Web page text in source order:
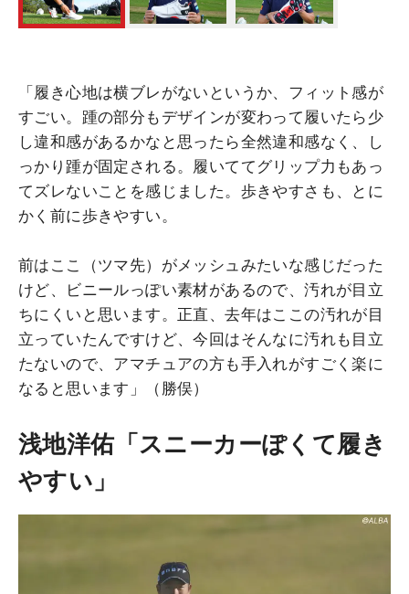
「履き心地は横ブレがないというか、フィット感が
すごい。踵の部分もデザインが変わって履いたら少
し違和感があるかなと思ったら全然違和感なく、し
っかり踵が固定される。履いててグリップ力もあっ
てズレないことを感じました。歩きやすさも、とに
かく前に歩きやすい。
前はここ（ツマ先）がメッシュみたいな感じだった
けど、ビニールっぽい素材があるので、汚れが目立
ちにくいと思います。正直、去年はここの汚れが目
立っていたんですけど、今回はそんなに汚れも目立
たないので、アマチュアの方も手入れがすごく楽に
なると思います」（勝俣）
浅地洋佑「スニーカーぽくて履き
やすい」